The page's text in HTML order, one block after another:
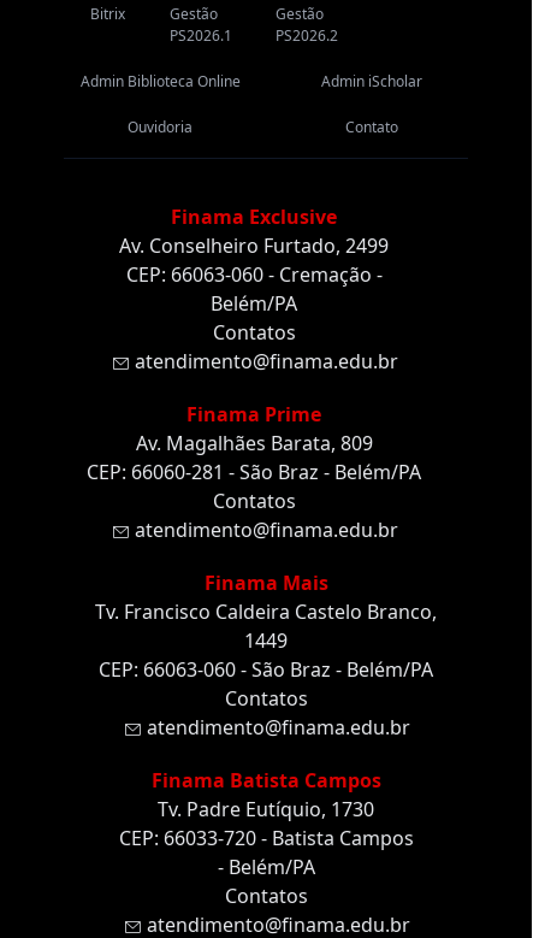
Bitrix
Gestão
PS2026.1
Gestão
PS2026.2
Admin Biblioteca Online Admin iScholar
Ouvidoria Contato
Finama Exclusive
Av. Conselheiro Furtado, 2499
CEP: 66063-060 - Cremação -
Belém/PA
Contatos
atendimento@finama.edu.br
Finama Prime
Av. Magalhães Barata, 809
CEP: 66060-281 - São Braz - Belém/PA
Contatos
atendimento@finama.edu.br
Finama Mais
Tv. Francisco Caldeira Castelo Branco,
1449
CEP: 66063-060 - São Braz - Belém/PA
Contatos
atendimento@finama.edu.br
Finama Batista Campos
Tv. Padre Eutíquio, 1730
CEP: 66033-720 - Batista Campos
- Belém/PA
Contatos
atendimento@finama.edu.br